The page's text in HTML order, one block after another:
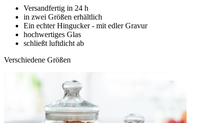
Versandfertig in 24 h
in zwei Größen erhältlich
Ein echter Hingucker - mit edler Gravur
hochwertiges Glas
schließt luftdicht ab
Verschiedene Größen